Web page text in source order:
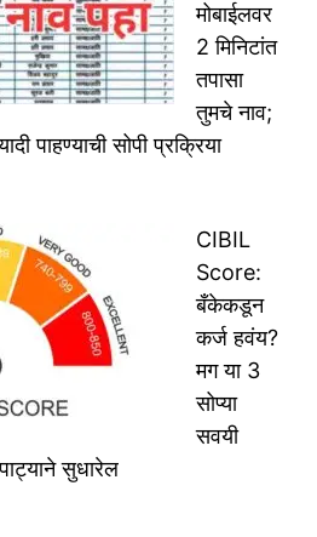
मोबाईलवर
2 मिनिटांत
तपासा
तुमचे नाव;
पाहण्याची सोपी प्रक्रिया
CIBIL
Score:
बँकेकडून
कर्ज हवंय?
मग या 3
सोप्या
सवयी
सुधारेल